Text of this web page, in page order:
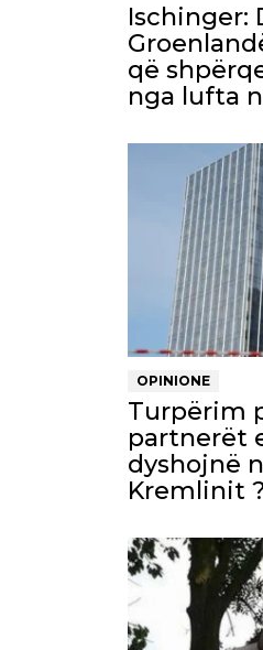
Ischinger:
që
nga lufta
OPINIONE
Turpërim
partnerët
dyshojnë
Kremlinit ?